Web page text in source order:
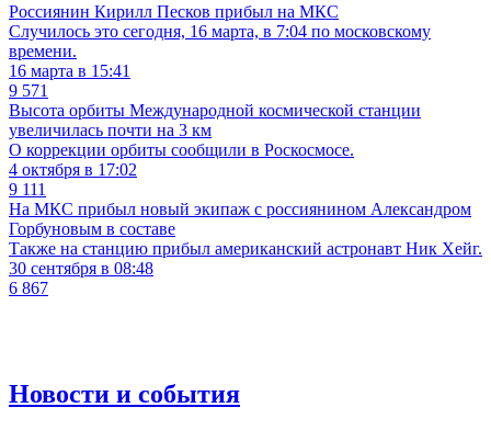
Россиянин Кирилл Песков прибыл на МКС
Случилось это сегодня, 16 марта, в 7:04 по московскому
времени.
16 марта в 15:41
9 571
Высота орбиты Международной космической станции
увеличилась почти на 3 км
О коррекции орбиты сообщили в Роскосмосе.
4 октября в 17:02
9 111
На МКС прибыл новый экипаж с россиянином Александром
Горбуновым в составе
Также на станцию прибыл американский астронавт Ник Хейг.
30 сентября в 08:48
6 867
Новости и события